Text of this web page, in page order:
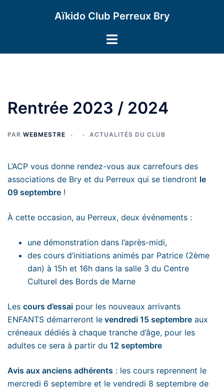
Aïkido Club Perreux Bry
Ouvrir/fermer
Rentrée 2023 / 2024
PAR WEBMESTRE ACTUALITÉS DU CLUB
L’ACP vous donne rendez-vous aux carrefours des
associations de Bry et du Perreux qui se tiendront le
09 septembre !
À cette occasion, au Perreux, deux événements :
une démonstration dans l’après-midi,
des cours d’initiations animés par Patrice (2ème
dan) à 15h et 16h dans la salle 3 du Centre
Culturel des Bords de Marne
Les cours d’essai pour les nouveaux arrivants
ENFANTS démarreront le vendredi 15 septembre aux
créneaux dédiés à chaque tranche d’âge, pour les
adultes ce sera à partir du 12 septembre
Avis aux anciens adhérents : les cours reprennent le
mercredi 6 septembre et le vendredi 8 septembre de